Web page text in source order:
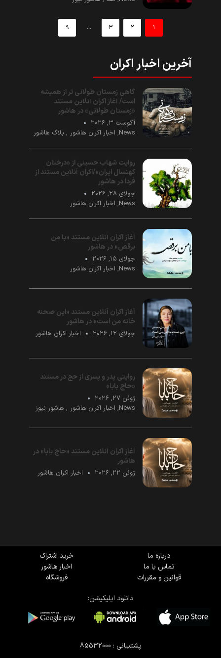
۱ ۲ ۳ ... ۹
آخرین اخبار اکران
گاهی زمستان طولانی تر از همیشه
است/ آغاز اکران آنلاین مستند
«زمستان طولانی» در هاشور
آگوست ۳, ۲۰۲۶
News
, اخبار اکران هاشور , بلاگ هاشور
روایت شهاب حسینی از «درختان
کهنسال ایران»/اکران آنلاین مستند از
فردا در هاشور
جولای ۲۸, ۲۰۲۶
News
, اخبار اکران هاشور
آغاز اکران آنلاین مستند «با من
برقص» در هاشور
جولای ۱۵, ۲۰۲۶
News
, اخبار اکران هاشور
آغاز اکران آنلاین مستند «این صحنه
خانه من است» در هاشور
جولای ۱۲, ۲۰۲۶ اخبار اکران هاشور
روایتی پدر و پسری از حج در مستند
«حاج بابا»
ژوئن ۲۷, ۲۰۲۶
News
, اخبار اکران هاشور , هاشور نیوز
آغاز اکران آنلاین مستند «حاج بابا» در
هاشور
ژوئن ۲۲, ۲۰۲۶ اخبار اکران هاشور
درباره ما
تماس با ما
قوانین و مقررات
خرید اشتراک
اخبار هاشور
فروشگاه
دانلود اپلیکیشن:
پشتیبانی : 85532000